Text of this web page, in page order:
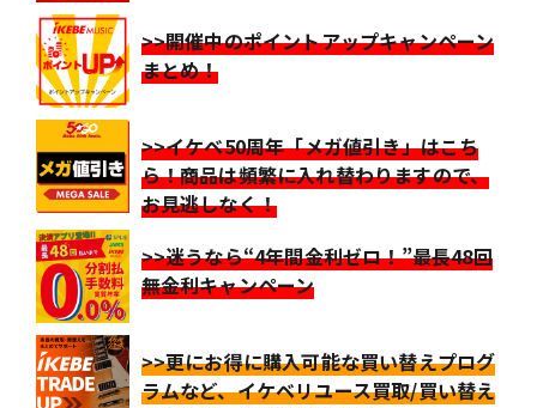
>>開催中のポイントアップキャンペーン
まとめ！
>>イケベ50周年「メガ値引き」はこち
ら！商品は頻繁に入れ替わりますので、
お見逃しなく！
>>迷うなら“4年間金利ゼロ！”最長48回
無金利キャンペーン
>>更にお得に購入可能な買い替えプログ
ラムなど、イケベリユース買取/買い替え